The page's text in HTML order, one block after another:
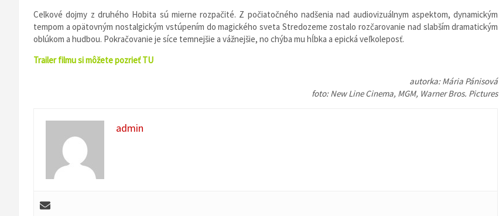
Celkové dojmy z druhého Hobita sú mierne rozpačité. Z počiatočného nadšenia nad audiovizuálnym aspektom, dynamickým
tempom a opätovným nostalgickým vstúpením do magického sveta Stredozeme zostalo rozčarovanie nad slabším dramatickým
oblúkom a hudbou. Pokračovanie je síce temnejšie a vážnejšie, no chýba mu hĺbka a epická veľkoleposť.
Trailer filmu si môžete pozrieťTU
autorka: Mária Pánisová
foto: New Line Cinema, MGM, Warner Bros. Pictures
admin